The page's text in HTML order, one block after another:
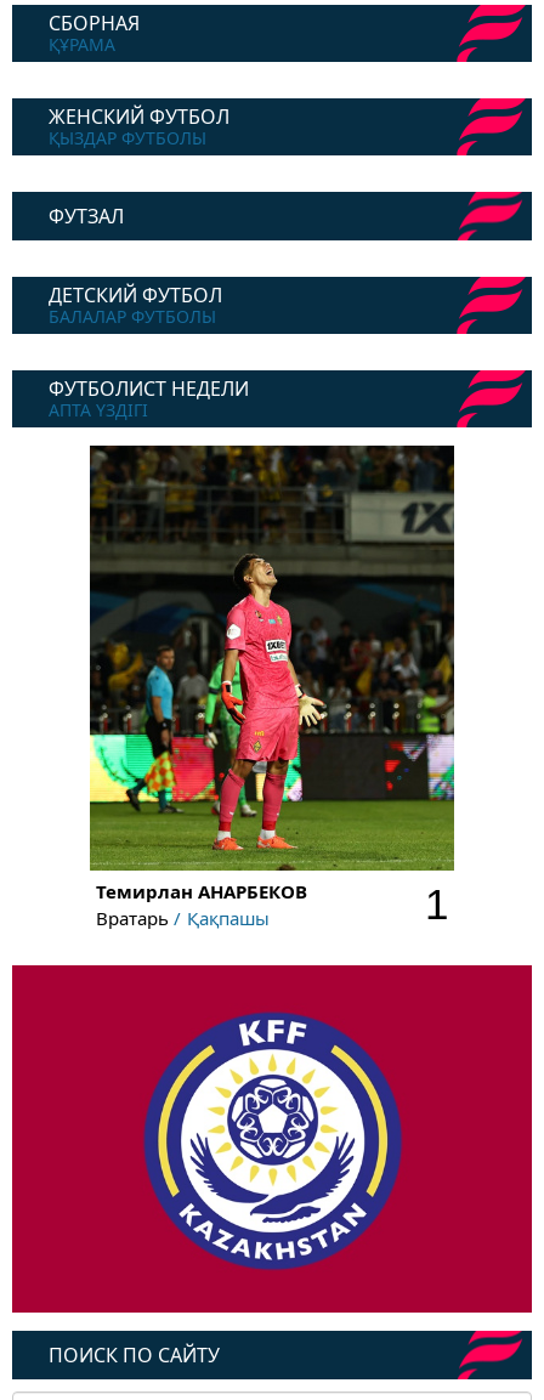
СБОРНАЯ
ҚҰРАМА
ЖЕНСКИЙ ФУТБОЛ
ҚЫЗДАР ФУТБОЛЫ
ФУТЗАЛ
ДЕТСКИЙ ФУТБОЛ
БАЛАЛАР ФУТБОЛЫ
ФУТБОЛИСТ НЕДЕЛИ
АПТА ҮЗДІГІ
Темирлан АНАРБЕКОВ
Вратарь
Қақпашы 1
ПОИСК ПО САЙТУ